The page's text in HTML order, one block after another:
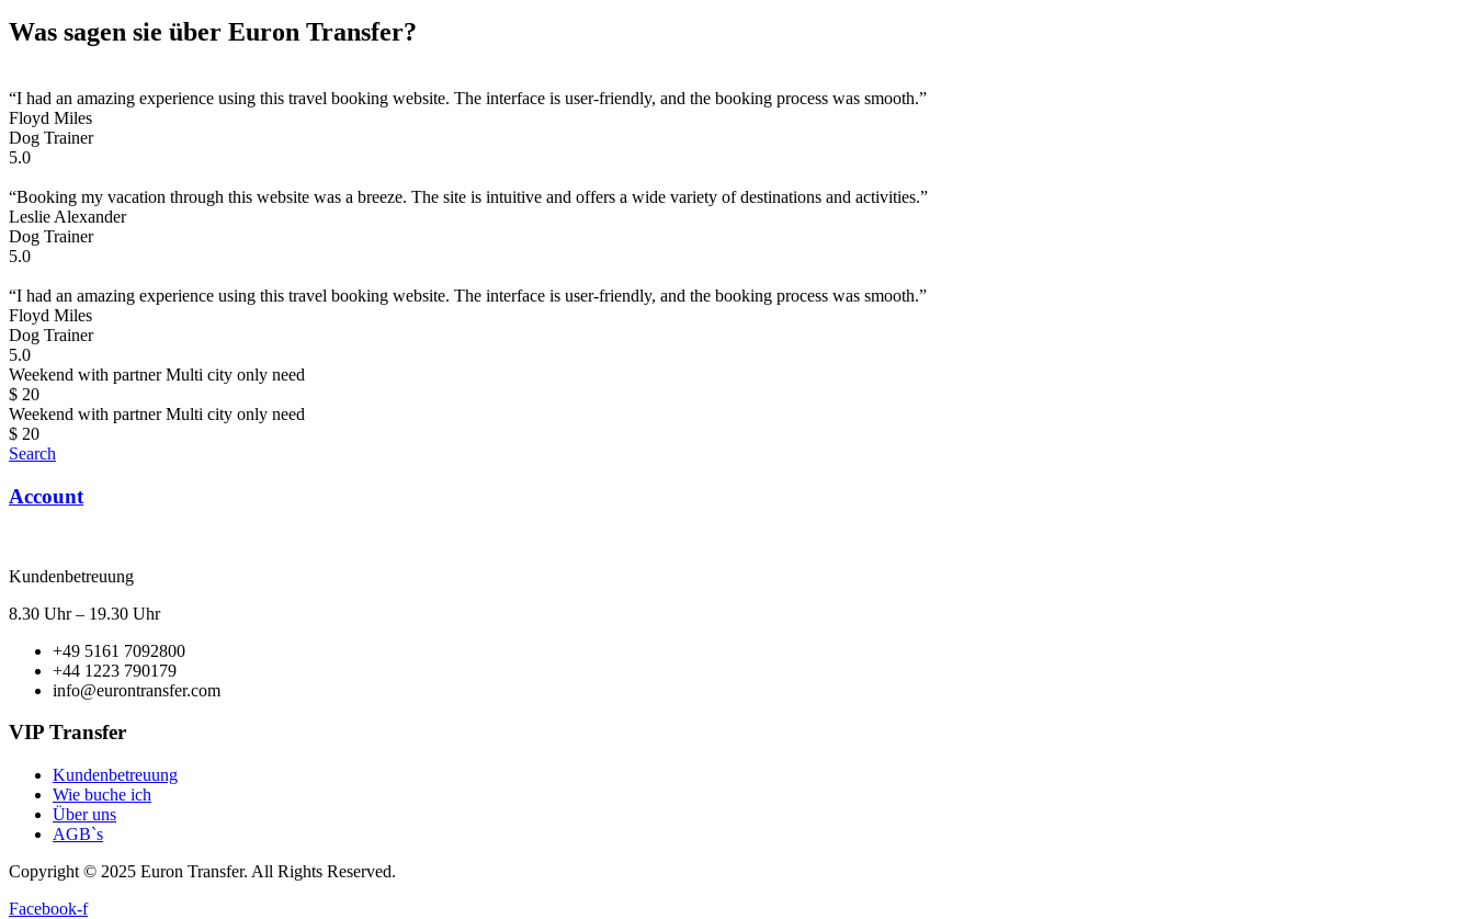
Was sagen sie über Euron Transfer?
“I had an amazing experience using this travel booking website. The interface is user-friendly, and the booking process was smooth.”
Floyd Miles
Dog Trainer
5.0
“Booking my vacation through this website was a breeze. The site is intuitive and offers a wide variety of destinations and activities.”
Leslie Alexander
Dog Trainer
5.0
“I had an amazing experience using this travel booking website. The interface is user-friendly, and the booking process was smooth.”
Floyd Miles
Dog Trainer
5.0
Weekend with partnerMulti city only need
$ 20
Weekend with partnerMulti city only need
$ 20
Search
Account
Kundenbetreuung
8.30 Uhr – 19.30 Uhr
+49 5161 7092800
+44 1223 790179
info@eurontransfer.com
VIP Transfer
Kundenbetreuung
Wie buche ich
Über uns
AGB`s
Copyright © 2025 Euron Transfer. All Rights Reserved.
Facebook-f